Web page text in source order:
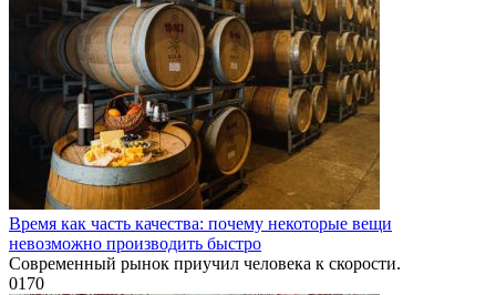
Время как часть качества: почему некоторые вещи
невозможно производить быстро
Современный рынок приучил человека к скорости.
0170